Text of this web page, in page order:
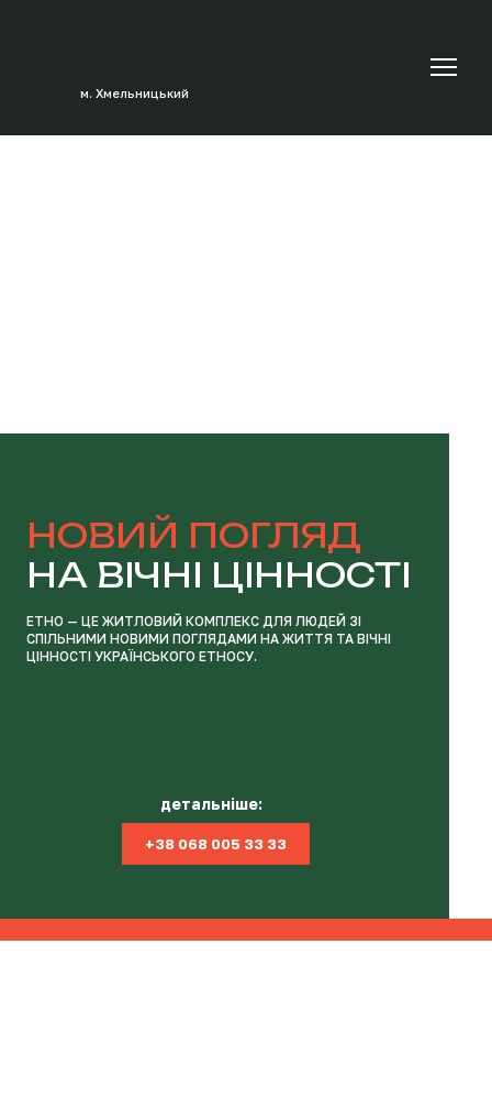
м. Хмельницький
НОВИЙ ПОГЛЯД
НА ВІЧНІ ЦІННОСТІ
ЕТНО — ЦЕ ЖИТЛОВИЙ КОМПЛЕКС ДЛЯ ЛЮДЕЙ ЗІ
СПІЛЬНИМИ НОВИМИ ПОГЛЯДАМИ НА ЖИТТЯ ТА ВІЧНІ
ЦІННОСТІ УКРАЇНСЬКОГО ЕТНОСУ.
детальніше:
+38 068 005 33 33